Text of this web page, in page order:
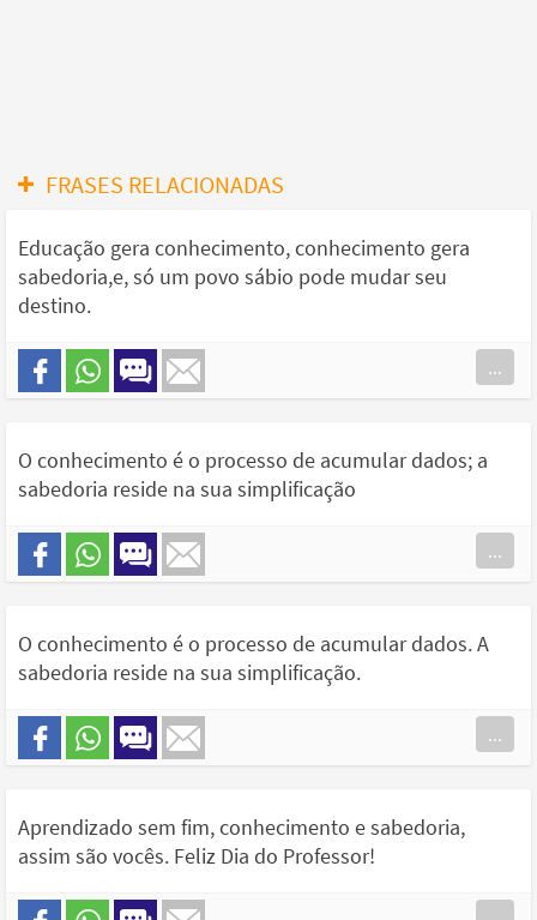
FRASES RELACIONADAS
Educação gera conhecimento, conhecimento gera
sabedoria,e, só um povo sábio pode mudar seu
destino.
...
O conhecimento é o processo de acumular dados; a
sabedoria reside na sua simplificação
...
O conhecimento é o processo de acumular dados. A
sabedoria reside na sua simplificação.
...
Aprendizado sem fim, conhecimento e sabedoria,
assim são vocês. Feliz Dia do Professor!